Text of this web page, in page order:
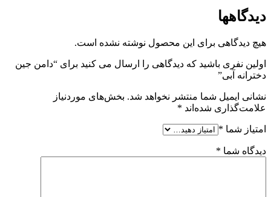
دیدگاهها
هیچ دیدگاهی برای این محصول نوشته نشده است.
اولین نفری باشید که دیدگاهی را ارسال می کنید برای “دامن جین
دخترانه آبی”
نشانی ایمیل شما منتشر نخواهد شد. بخش‌های موردنیاز
علامت‌گذاری شده‌اند *
امتیاز شما *
دیدگاه شما *